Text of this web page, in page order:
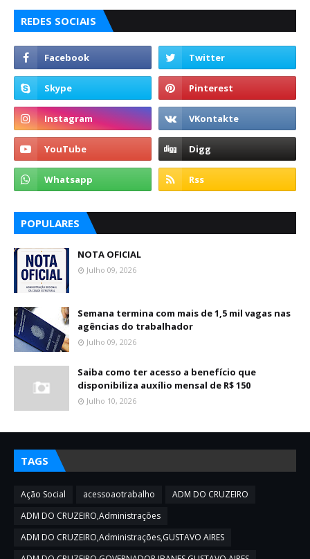
REDES SOCIAIS
POPULARES
NOTA OFICIAL
Julho 09, 2026
Semana termina com mais de 1,5 mil vagas nas
agências do trabalhador
Julho 09, 2026
Saiba como ter acesso a benefício que
disponibiliza auxílio mensal de R$ 150
Julho 10, 2026
TAGS
Ação Social acessoaotrabalho
ADM DO CRUZEIRO
ADM DO CRUZEIRO,Administrações
ADM DO CRUZEIRO,Administrações,GUSTAVO AIRES